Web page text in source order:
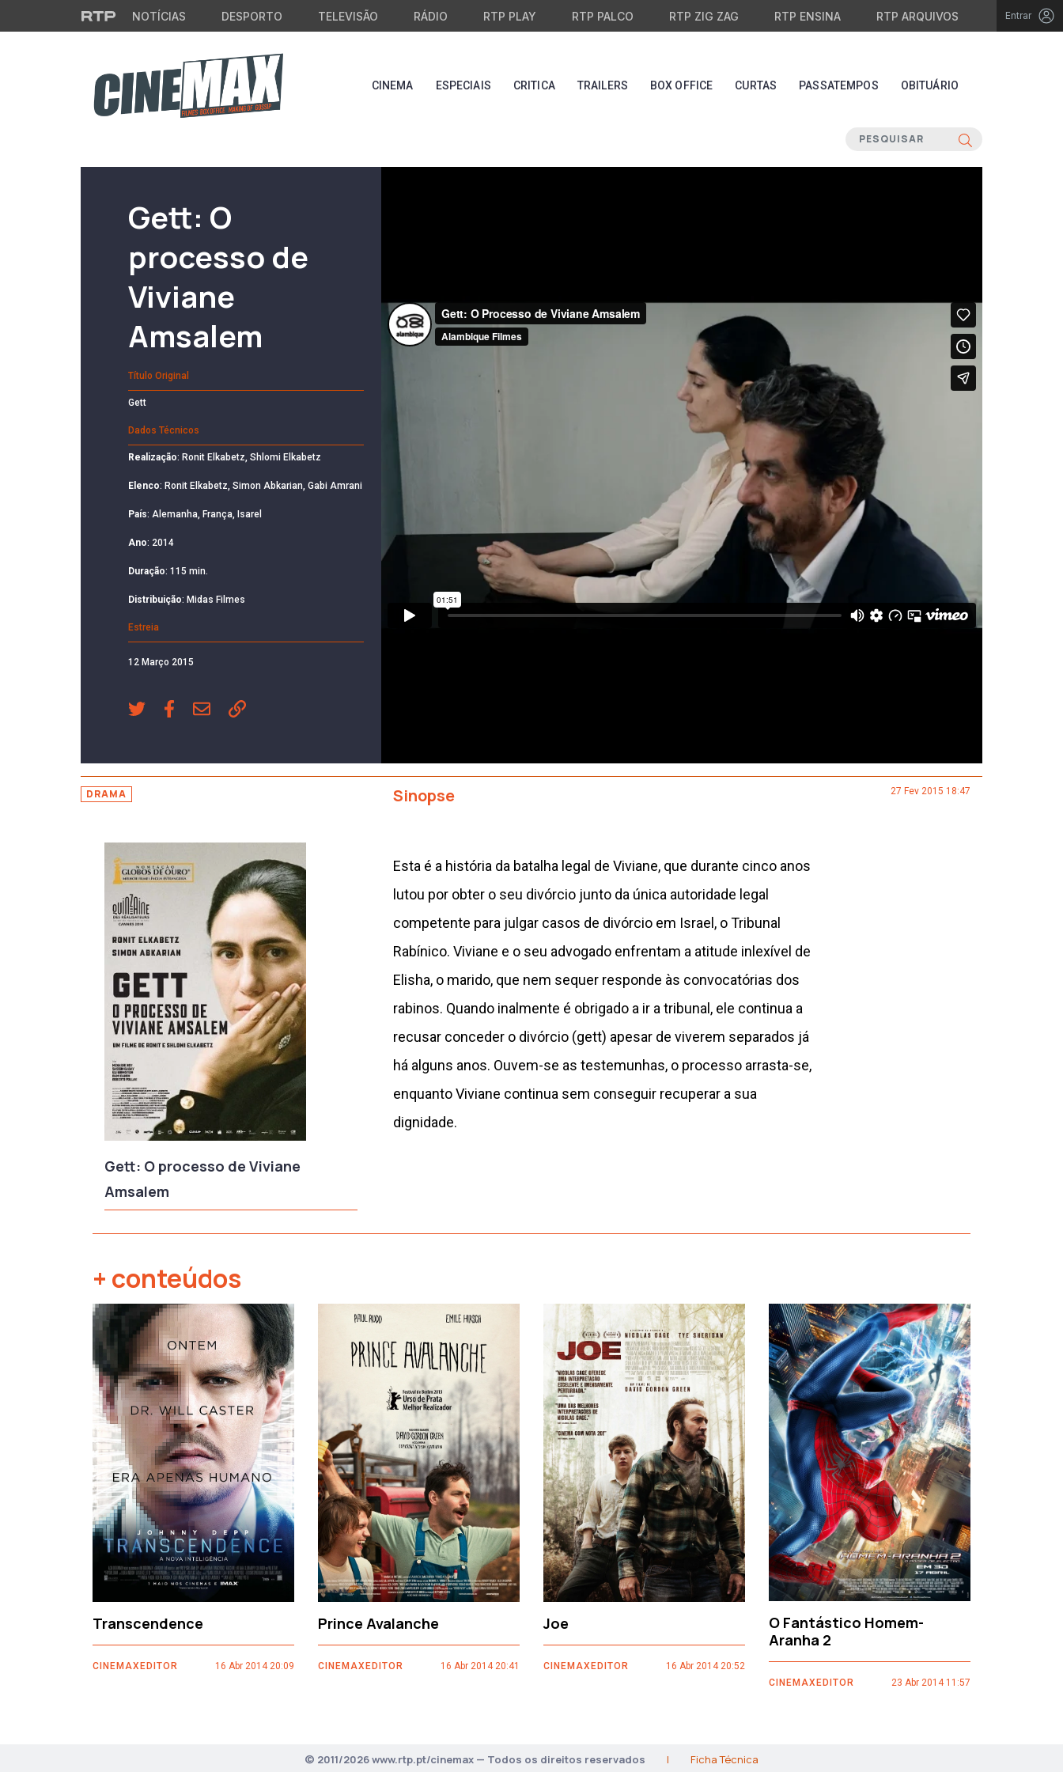
Saltar para o conteúdo principal
NOTÍCIAS DESPORTO TELEVISÃO RÁDIO RTP PLAY RTP PALCO RTP ZIG ZAG RTP ENSINA RTP ARQUIVOS Entrar
CINEMA ESPECIAIS CRITICA TRAILERS BOX OFFICE CURTAS PASSATEMPOS OBITUÁRIO
Gett: O
processo de
Viviane
Amsalem
Título Original
Gett
Dados Técnicos
Realização: Ronit Elkabetz, Shlomi Elkabetz
Elenco: Ronit Elkabetz, Simon Abkarian, Gabi Amrani
País: Alemanha, França, Isarel
Ano: 2014
Duração: 115 min.
Distribuição: Midas Filmes
Estreia
12 Março 2015
Gett: O Processo de Viviane Amsalem Alambique Filmes onVimeo.
DRAMA Sinopse 27 Fev 2015 18:47
Gett: O processo de Viviane
Amsalem
Esta é a história da batalha legal de Viviane, que durante cinco anos
lutou por obter o seu divórcio junto da única autoridade legal
competente para julgar casos de divórcio em Israel, o Tribunal
Rabínico. Viviane e o seu advogado enfrentam a atitude inlexível de
Elisha, o marido, que nem sequer responde às convocatórias dos
rabinos. Quando inalmente é obrigado a ir a tribunal, ele continua a
recusar conceder o divórcio (gett) apesar de viverem separados já
há alguns anos. Ouvem-se as testemunhas, o processo arrasta-se,
enquanto Viviane continua sem conseguir recuperar a sua
dignidade.
+ conteúdos
Transcendence
CINEMAXEDITOR 16 Abr 2014 20:09
Prince Avalanche
CINEMAXEDITOR 16 Abr 2014 20:41
Joe
CINEMAXEDITOR 16 Abr 2014 20:52
O Fantástico Homem-
Aranha 2
CINEMAXEDITOR 23 Abr 2014 11:57
‹ ›
© 2011/2026 www.rtp.pt/cinemax — Todos os direitos reservados | Ficha Técnica